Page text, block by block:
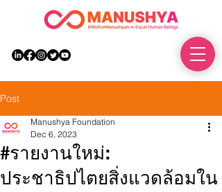
Post
#รายงานใหม่:
ประชาธิปไตยสิ่งแวดล้อมใน
Manushya Foundation
Dec 6, 2023